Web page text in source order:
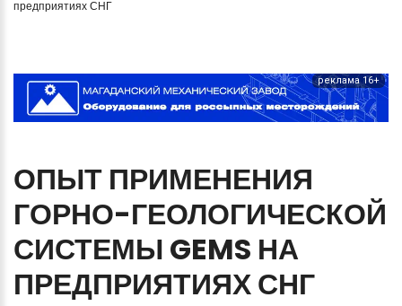
предприятиях СНГ
реклама 16+
ОПЫТ ПРИМЕНЕНИЯ
ГОРНО-ГЕОЛОГИЧЕСКОЙ
СИСТЕМЫ GEMS НА
ПРЕДПРИЯТИЯХСНГ